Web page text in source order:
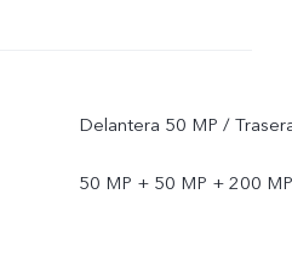
Delantera 50 MP /
50 MP + 50 MP + 200 MP